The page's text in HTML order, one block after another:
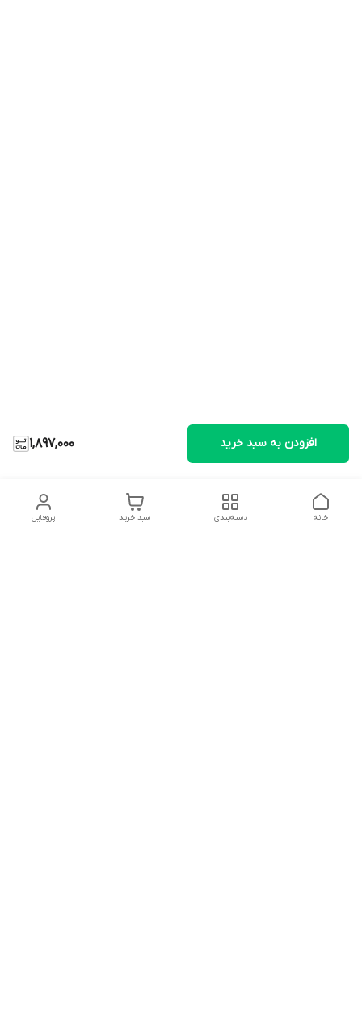
1,897,000 افزودن به سبد خرید
پروفایل سبد خرید دسته‌بندی خانه